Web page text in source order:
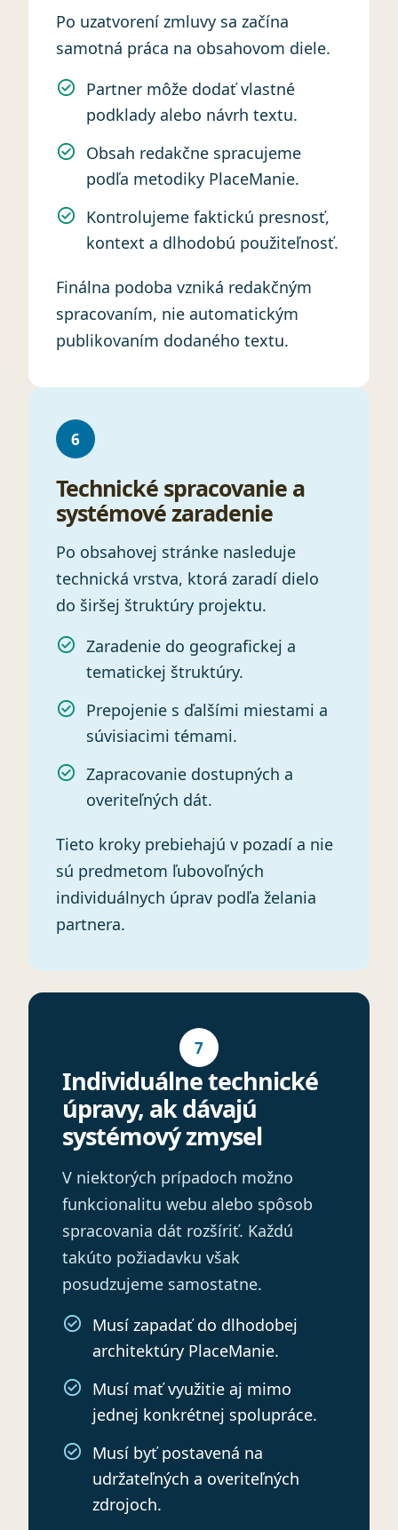
Po uzatvorení zmluvy sa začína
samotná práca na obsahovom diele.
Partner môže dodať vlastné
podklady alebo návrh textu.
Obsah redakčne spracujeme
podľa metodiky PlaceManie.
Kontrolujeme faktickú presnosť,
kontext a dlhodobú použiteľnosť.
Finálna podoba vzniká redakčným
spracovaním, nie automatickým
publikovaním dodaného textu.
6
Technické spracovanie a
systémové zaradenie
Po obsahovej stránke nasleduje
technická vrstva, ktorá zaradí dielo
do širšej štruktúry projektu.
Zaradenie do geografickej a
tematickej štruktúry.
Prepojenie s ďalšími miestami a
súvisiacimi témami.
Zapracovanie dostupných a
overiteľných dát.
Tieto kroky prebiehajú v pozadí a nie
sú predmetom ľubovoľných
individuálnych úprav podľa želania
partnera.
7
Individuálne technické
úpravy, ak dávajú
systémový zmysel
V niektorých prípadoch možno
funkcionalitu webu alebo spôsob
spracovania dát rozšíriť. Každú
takúto požiadavku však
posudzujeme samostatne.
Musí zapadať do dlhodobej
architektúry PlaceManie.
Musí mať využitie aj mimo
jednej konkrétnej spolupráce.
Musí byť postavená na
udržateľných a overiteľných
zdrojoch.